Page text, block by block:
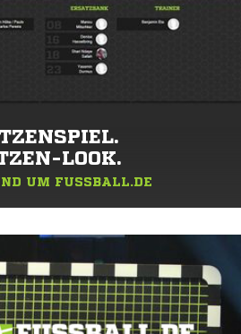
LOOK.
UM FUSSBALL.DE